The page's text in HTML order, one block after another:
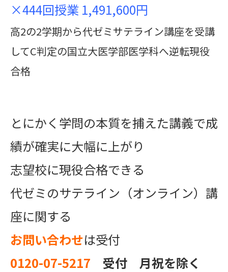
×444回授業 1,491,600円
高2の2学期から代ゼミサテライン講座を受講
してC判定の国立大医学部医学科へ逆転現役
合格
とにかく学問の本質を捕えた講義で成
績が確実に大幅に上がり
志望校に現役合格できる
代ゼミのサテライン（オンライン）講
座に関する
お問い合わせは受付
0120-07-5217 受付 月祝を除く